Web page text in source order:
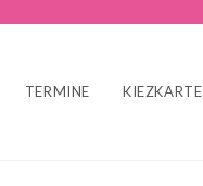
TERMINE KIEZKARTE